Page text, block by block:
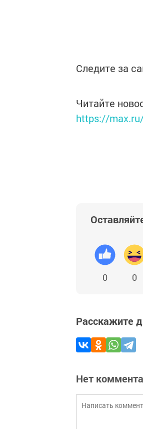
Следите за
Читайте
https://
0 0
Расскажите
Нет